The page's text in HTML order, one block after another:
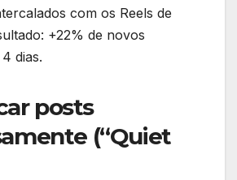
com os Reels de
+22% de novos
dias.
posts
(“Quiet